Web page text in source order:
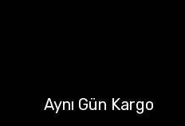
Aynı Gün Kargo